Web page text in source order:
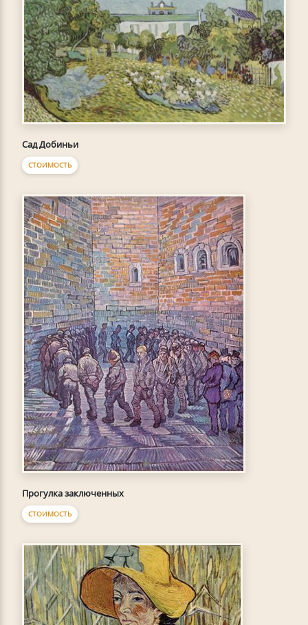
Сад Добиньи
СТОИМОСТЬ
Прогулка заключенных
СТОИМОСТЬ